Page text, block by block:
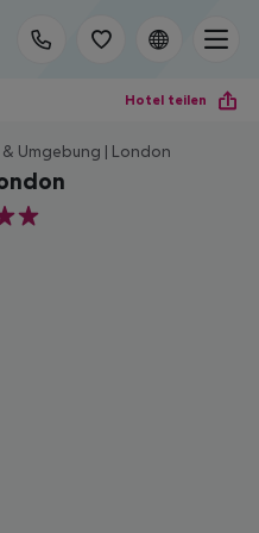
Hotel teilen
Umgebung | London